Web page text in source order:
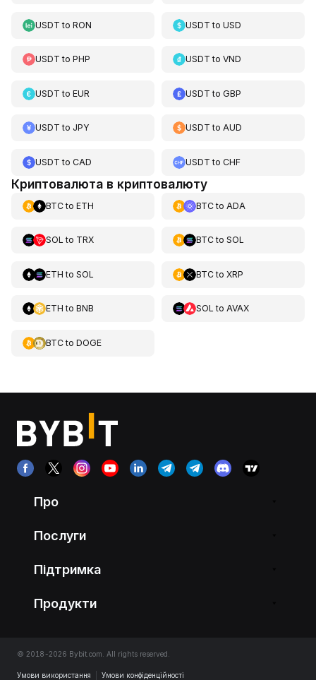
USDT to RON USDT toUSD
USDT to PHP USDT toVND
USDT to EUR USDT toGBP
USDT to JPY USDT toAUD
USDT to CAD USDT toCHF
Криптовалюта в криптовалюту
BTCto ETH BTCto ADA
SOL to TRX BTCto SOL
ETH to SOL BTCto XRP
ETH to BNB SOL to AVAX
BTCto DOGE
Про
Послуги
Підтримка
Продукти
© 2018-2026 Bybit.com. All rights reserved.
Умови використання Умови конфіденційності